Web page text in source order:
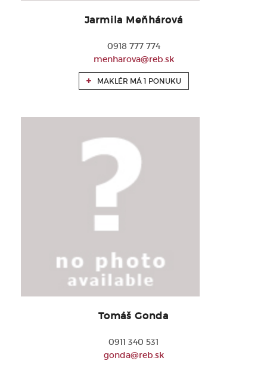
Jarmila Meňhárová
0918 777 774
menharova@reb.sk
MAKLÉR MÁ 1 PONUKU
Tomáš Gonda
0911 340 531
gonda@reb.sk